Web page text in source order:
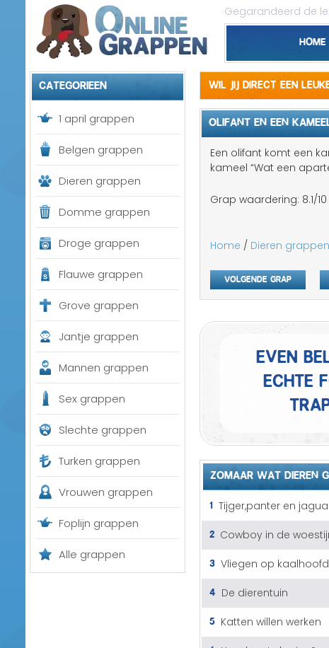
Gegarandeerd de
Home
Categorieen
1 april grappen
Belgen grappen
Dieren grappen
Domme grappen
Droge grappen
Flauwe grappen
Grove grappen
Jantje grappen
Mannen grappen
Sex grappen
Slechte grappen
Turken grappen
Vrouwen grappen
Foplijn grappen
Alle grappen
Wil jij direct een
OLIFANT EN EEN
Een olifant komt een
kameel “Wat een
Grap waardering: 8.1/10
Home / Dieren grappen
Volgende grap
Even
echte
ZOMAAR WAT DIEREN
1 Tijger,panter en
2 Cowboy in de
3 Vliegen op kaalhoofd
4 De dierentuin
5 Katten willen werken